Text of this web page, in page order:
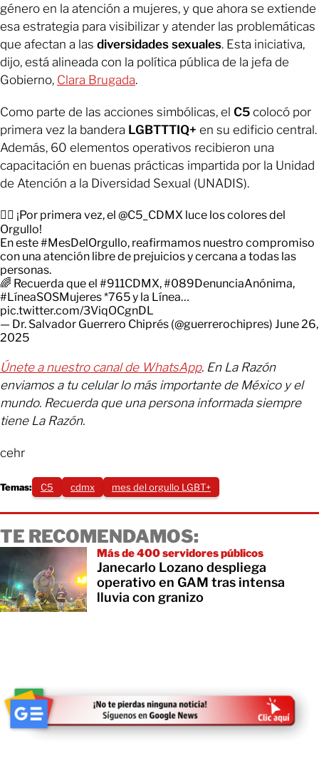
género en la atención a mujeres, y que ahora se extiende
esa estrategia para visibilizar y atender las problemáticas
que afectan a las diversidades sexuales. Esta iniciativa,
dijo, está alineada con la política pública de la jefa de
Gobierno, Clara Brugada.
Como parte de las acciones simbólicas, el C5 colocó por
primera vez la bandera LGBTTTIQ+ en su edificio central.
Además, 60 elementos operativos recibieron una
capacitación en buenas prácticas impartida por la Unidad
de Atención a la Diversidad Sexual (UNADIS).
🏳️‍🌈 ¡Por primera vez, el @C5_CDMX luce los colores del
Orgullo!
En este#MesDelOrgullo, reafirmamos nuestro compromiso
con una atención libre de prejuicios y cercana a todas las
personas.
🌈 Recuerda que el #911CDMX,#089DenunciaAnónima,
#LíneaSOSMujeres*765 y la Línea…
pic.twitter.com/3ViqOCgnDL
— Dr. Salvador Guerrero Chiprés (@guerrerochipres) June 26,
2025
Únete a nuestro canal de WhatsApp. En La Razón
enviamos a tu celular lo más importante de México y el
mundo. Recuerda que una persona informada siempre
tiene La Razón.
cehr
Temas: C5 cdmx mes del orgullo LGBT+
TE RECOMENDAMOS:
Más de 400 servidores públicos
Janecarlo Lozano despliega
operativo en GAM tras intensa
lluvia con granizo